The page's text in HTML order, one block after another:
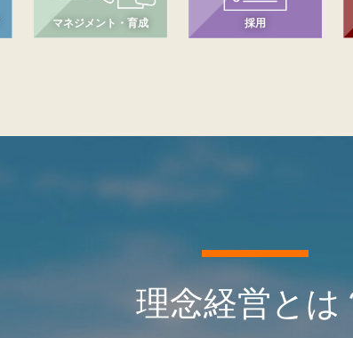
マネジメント・育成 採用
理念経営とは